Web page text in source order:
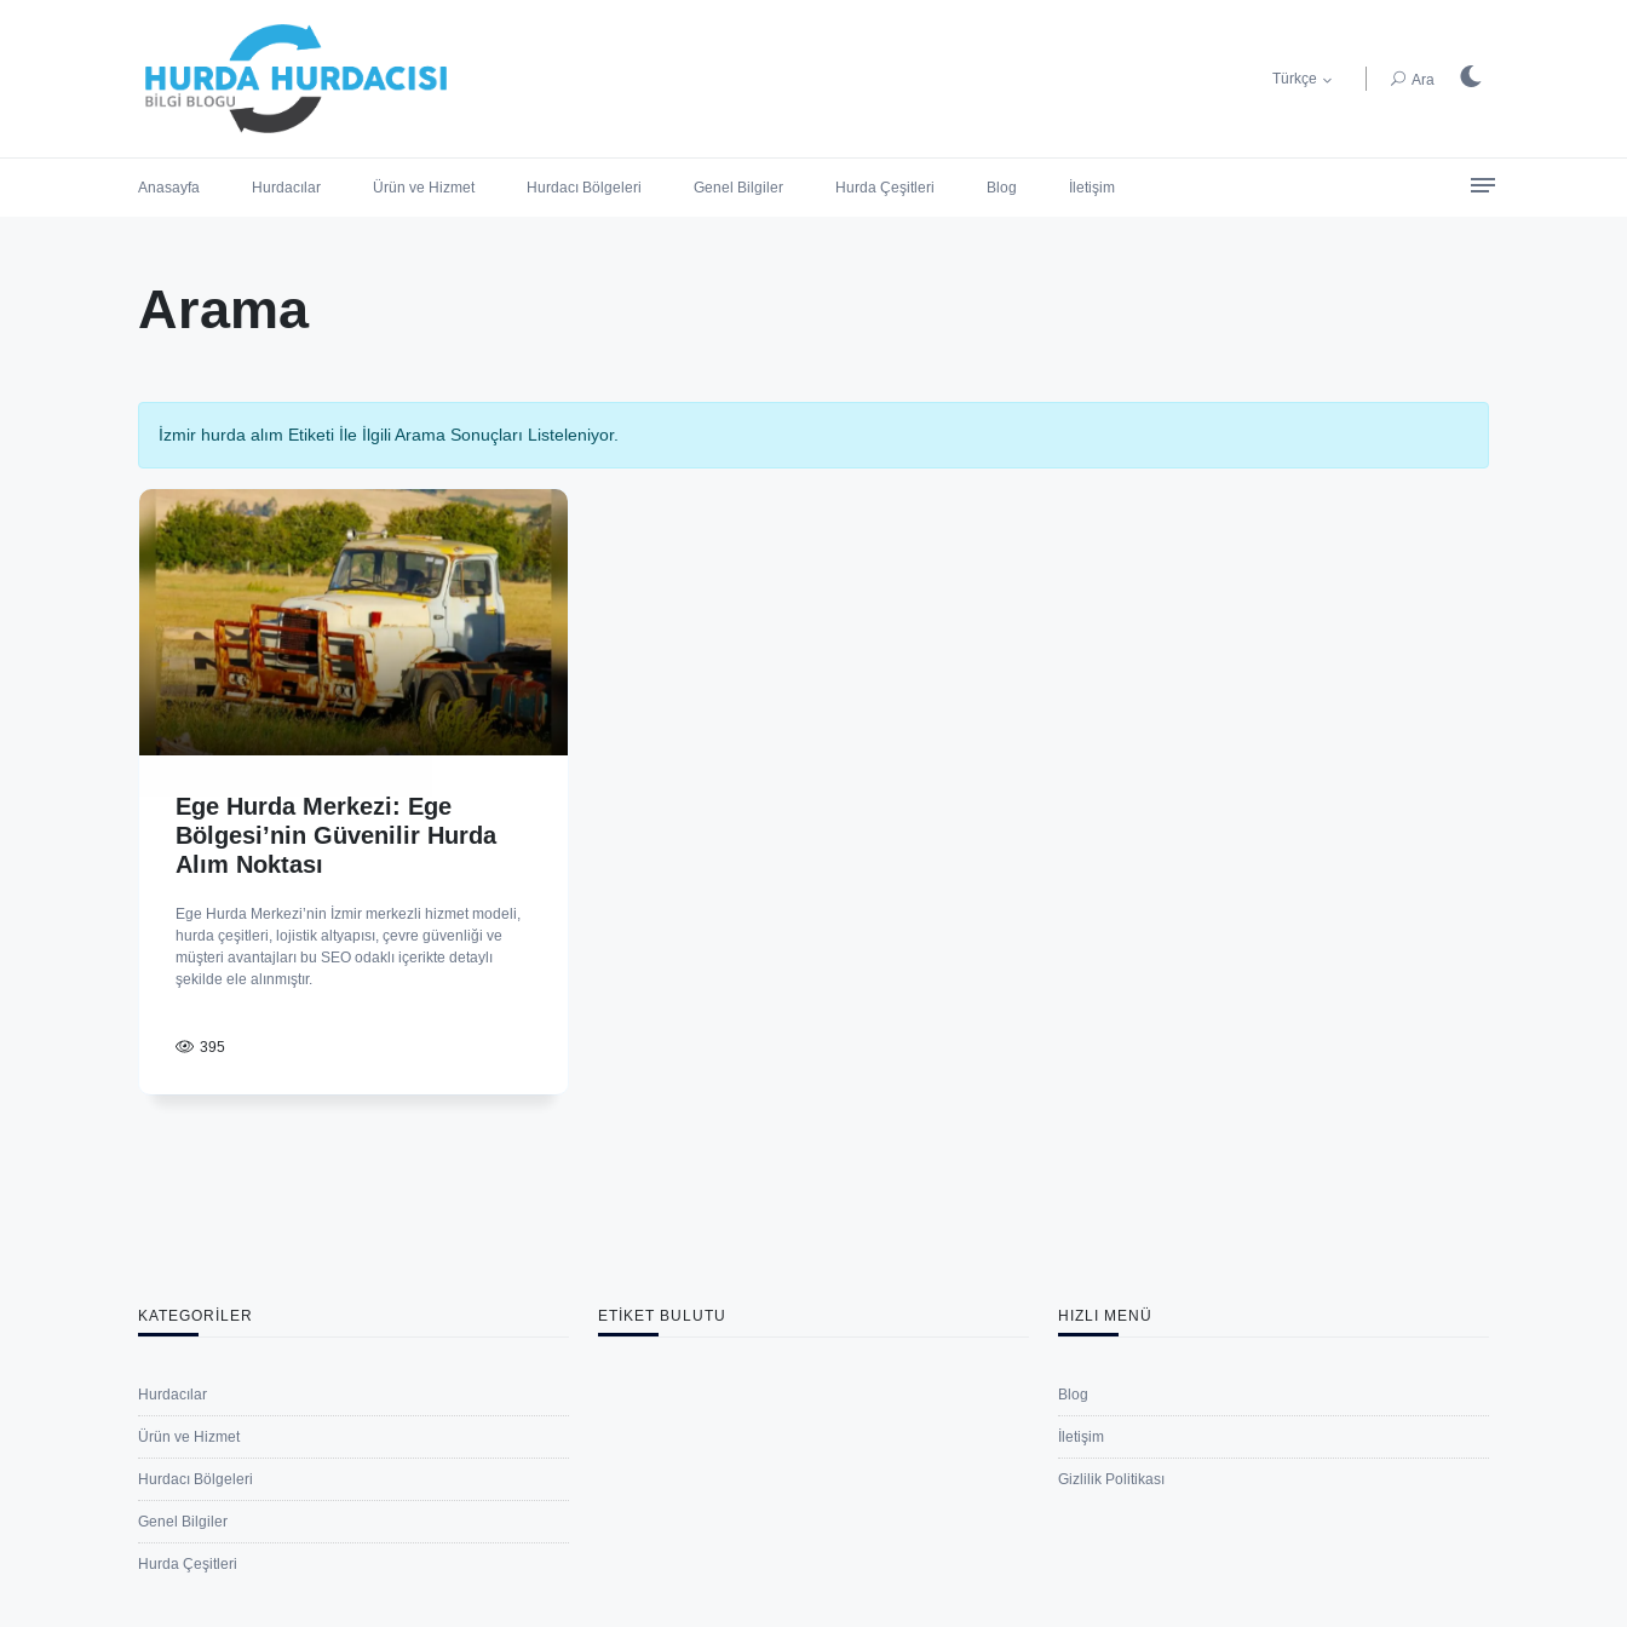
Türkçe Ara
Anasayfa Hurdacılar Ürün ve Hizmet Hurdacı Bölgeleri Genel Bilgiler Hurda Çeşitleri Blog İletişim
Arama
İzmir hurda alım Etiketi İle İlgili Arama Sonuçları Listeleniyor.
Ege Hurda Merkezi: Ege
Bölgesi’nin Güvenilir Hurda
Alım Noktası
Ege Hurda Merkezi’nin İzmir merkezli hizmet modeli,
hurda çeşitleri, lojistik altyapısı, çevre güvenliği ve
müşteri avantajları bu SEO odaklı içerikte detaylı
şekilde ele alınmıştır.
395
KATEGORILER
Hurdacılar
Ürün ve Hizmet
Hurdacı Bölgeleri
Genel Bilgiler
Hurda Çeşitleri
ETIKET BULUTU HIZLI MENÜ
Blog
İletişim
Gizlilik Politikası